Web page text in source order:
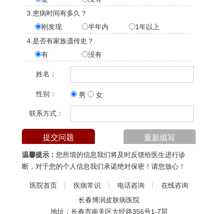
3.患病时间有多久？
刚发现
半年内
1年以上
4.是否有家族遗传史？
有
没有
姓名：
性别： 男 女
联系方式：
温馨提示： 您所填的信息我们将及时反馈给医生进行诊
断，对于您的个人信息我们承诺绝对保密！请您放心！
医院首页 疾病常识 电话咨询
在线咨询
长春博润皮肤病医院
地址：长春市南关区大经路356号1-7层